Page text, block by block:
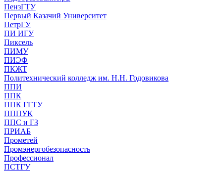
ПензГТУ
Первый Казачий Университет
ПетрГУ
ПИ ИГУ
Пиксель
ПИМУ
ПИЭФ
ПКЖТ
Политехнический колледж им. Н.Н. Годовикова
ППИ
ППК
ППК ГГТУ
ПППУК
ППС и ГЗ
ПРИАБ
Прометей
Промэнергобезопасность
Профессионал
ПСТГУ